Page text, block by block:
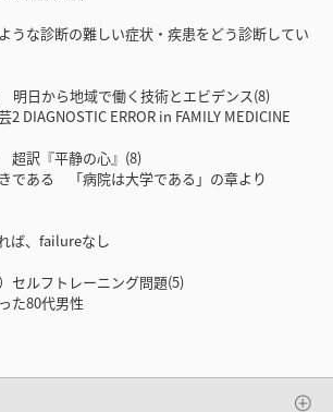
うな診断の難しい症状・疾患をどう診断してい
日から地域で働く技術とエビデンス(8)
DIAGNOSTIC ERROR in FAMILY MEDICINE
訳『平静の心』(8)
である 「病院は大学である」の章より
ば、failureなし
セルフトレーニング問題(5)
た80代男性